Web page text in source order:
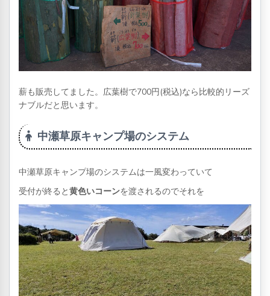
薪も販売してました。広葉樹で700円(税込)なら比較的リーズ
ナブルだと思います。
中瀬草原キャンプ場のシステム
中瀬草原キャンプ場のシステムは一風変わっていて
受付が終ると黄色いコーンを渡されるのでそれを